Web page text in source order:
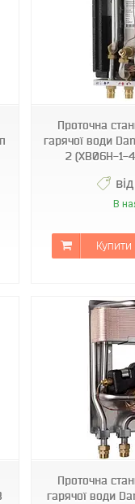
Проточна
гарячої води
2 (XB06H-1-
В
Купити
Проточна
гарячої води